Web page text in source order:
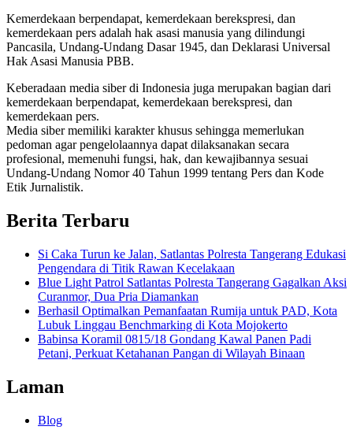
Kemerdekaan berpendapat, kemerdekaan berekspresi, dan
kemerdekaan pers adalah hak asasi manusia yang dilindungi
Pancasila, Undang-Undang Dasar 1945, dan Deklarasi Universal
Hak Asasi Manusia PBB.
Keberadaan media siber di Indonesia juga merupakan bagian dari
kemerdekaan berpendapat, kemerdekaan berekspresi, dan
kemerdekaan pers.
Media siber memiliki karakter khusus sehingga memerlukan
pedoman agar pengelolaannya dapat dilaksanakan secara
profesional, memenuhi fungsi, hak, dan kewajibannya sesuai
Undang-Undang Nomor 40 Tahun 1999 tentang Pers dan Kode
Etik Jurnalistik.
Berita Terbaru
Si Caka Turun ke Jalan, Satlantas Polresta Tangerang Edukasi
Pengendara di Titik Rawan Kecelakaan
Blue Light Patrol Satlantas Polresta Tangerang Gagalkan Aksi
Curanmor, Dua Pria Diamankan
Berhasil Optimalkan Pemanfaatan Rumija untuk PAD, Kota
Lubuk Linggau Benchmarking di Kota Mojokerto
Babinsa Koramil 0815/18 Gondang Kawal Panen Padi
Petani, Perkuat Ketahanan Pangan di Wilayah Binaan
Laman
Blog